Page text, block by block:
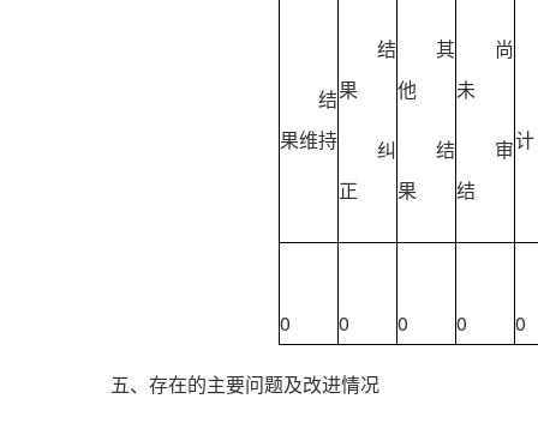
结
果维持
结
果
纠
正
其
他
结
果
尚
未
审
结
计
0 0 0 0 0
五、存在的主要问题及改进情况